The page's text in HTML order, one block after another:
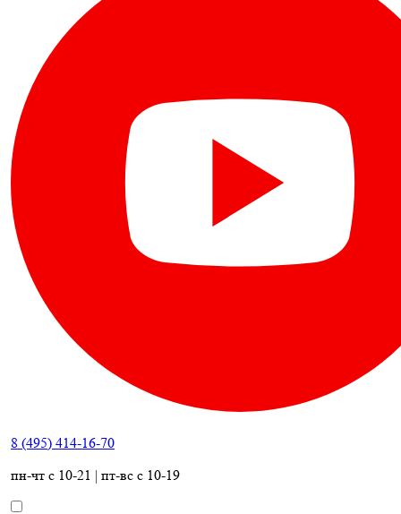
8 (495) 414-16-70
пн-чт с 10-21 | пт-вс с 10-19